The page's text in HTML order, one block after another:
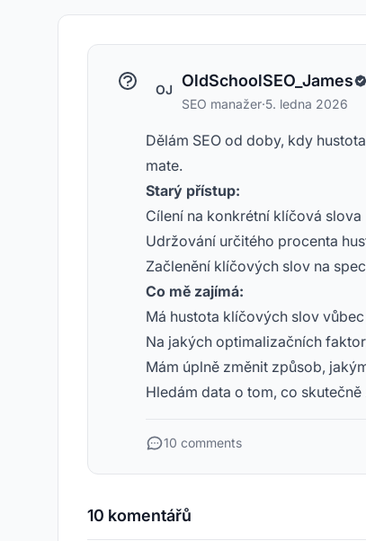
OJ OldSchoolSEO_James
SEO manažer·5. ledna 2026
Dělám SEO od doby, kdy
mate.
Starý přístup:
Cílení na konkrétní klíčová slova
Udržování určitého procenta
Začlenění klíčových slov na
Co mě zajímá:
Má hustota klíčových slov
Na jakých optimalizačních
Mám úplně změnit způsob,
Hledám data o tom, co
10 comments
10 komentářů